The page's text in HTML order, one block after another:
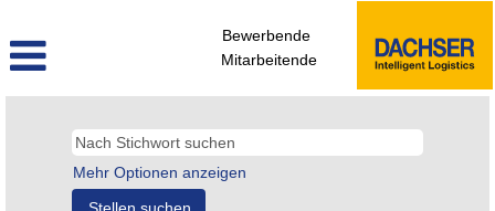
Bewerbende
Mitarbeitende
Mehr Optionen anzeigen